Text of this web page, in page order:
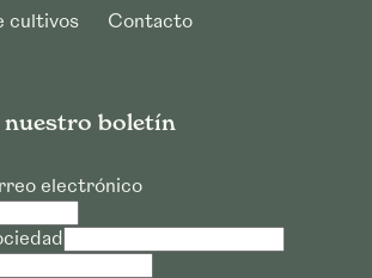
cultivos
Contacto
nuestro boletín
electrónico